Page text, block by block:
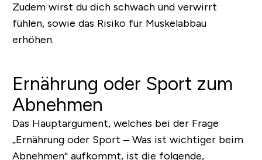
Zudem wirst du dich schwach und verwirrt
fühlen, sowie das Risiko für Muskelabbau
erhöhen.
Ernährung oder Sport zum
Abnehmen
Das Hauptargument, welches bei der Frage
„Ernährung oder Sport – Was ist wichtiger beim
Abnehmen“ aufkommt, ist die folgende,